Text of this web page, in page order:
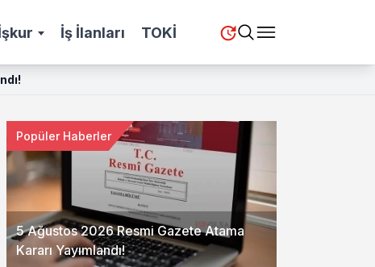
İş İlanları TOKİ
5 Ağustos 2026 Resmi Gazete Atama
Kararı Yayımlandı!
Popüler Haberler